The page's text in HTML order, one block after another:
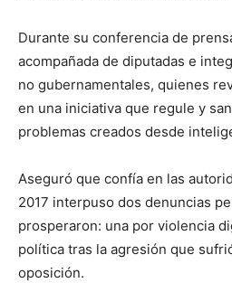
Durante su conferencia de
acompañada de diputadas e
no gubernamentales, quienes
en una iniciativa que regule y
problemas creados desde
Aseguró que confía en las
2017 interpuso dos denuncias
prosperaron: una por violencia
política tras la agresión que
oposición.